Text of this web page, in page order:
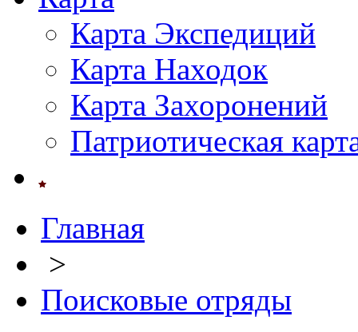
Карта Экспедиций
Карта Находок
Карта Захоронений
Патриотическая
Главная
>
Поисковые отряды